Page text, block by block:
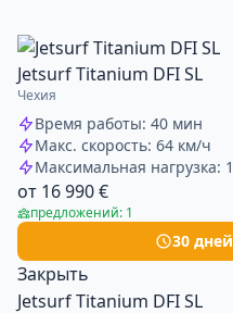
Jetsurf Titanium DFI SL
Чехия
Время работы: 40 мин
Макс. скорость: 64 км/ч
Максимальная нагрузка:
от 16 990 €
предложений: 1
30 дней
Закрыть
Jetsurf Titanium DFI SL